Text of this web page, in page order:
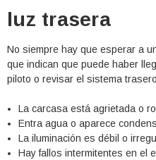
luz trasera
No siempre hay que esperar a
que indican que puede haber
piloto o revisar el sistema
La carcasa está agrietada o
Entra agua o aparece
La iluminación es débil o
Hay fallos intermitentes en el